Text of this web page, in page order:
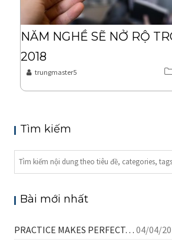
NĂM NGHỀ SẼ NỞ RỘ
2018
trungmaster5
Tìm kiếm
Bài mới nhất
PRACTICE MAKES PERFECT… 04/04/